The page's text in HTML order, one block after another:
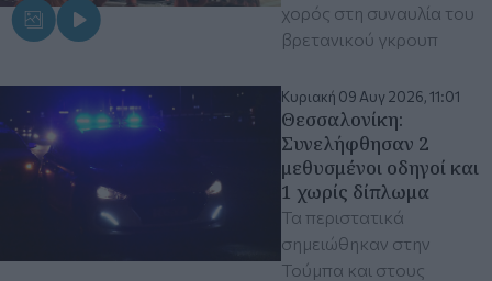
χορός στη συναυλία του
βρετανικού γκρουπ
Κυριακή 09 Αυγ 2026, 11:01
Θεσσαλονίκη:
Συνελήφθησαν 2
μεθυσμένοι οδηγοί και
1 χωρίς δίπλωμα
Τα περιστατικά
σημειώθηκαν στην
Τούμπα και στους